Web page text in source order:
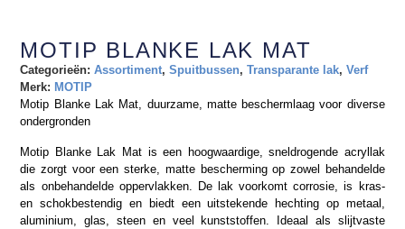
MOTIP BLANKE LAK MAT
Categorieën: Assortiment,Spuitbussen,Transparante lak,Verf
Merk: MOTIP
Motip Blanke Lak Mat, duurzame, matte beschermlaag voor diverse
ondergronden
Motip Blanke Lak Mat is een hoogwaardige, sneldrogende acryllak
die zorgt voor een sterke, matte bescherming op zowel behandelde
als onbehandelde oppervlakken. De lak voorkomt corrosie, is kras-
en schokbestendig en biedt een uitstekende hechting op metaal,
aluminium, glas, steen en veel kunststoffen. Ideaal als slijtvaste